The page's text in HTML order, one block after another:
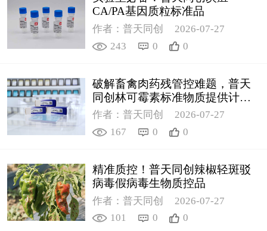
CA/PA基因质粒标准品
作者：普天同创
2026-07-27
243
0 0
破解畜禽肉药残管控难题，普天
同创林可霉素标准物质提供计量
支撑
作者：普天同创
2026-07-27
167
0 0
精准质控！普天同创辣椒轻斑驳
病毒假病毒生物质控品
作者：普天同创
2026-07-27
101
0 0